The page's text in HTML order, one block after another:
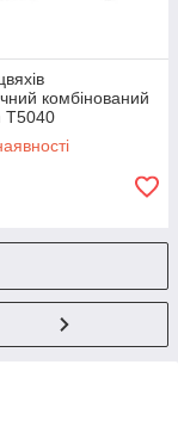
комбінований
T5040